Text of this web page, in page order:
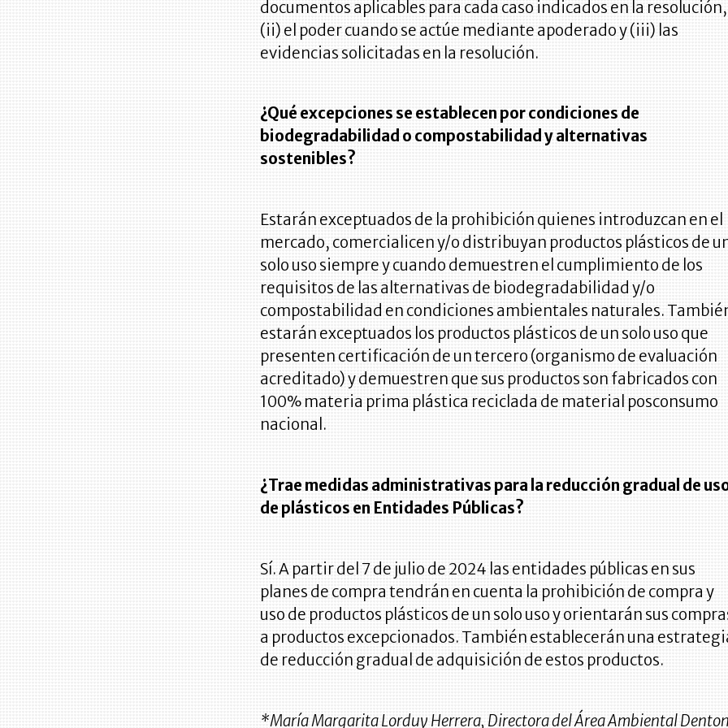
documentos aplicables para cada caso indicados en la resolución,
(ii) el poder cuando se actúe mediante apoderado y (iii) las
evidencias solicitadas en la resolución.
¿Qué excepciones se establecen por condiciones de
biodegradabilidad o compostabilidad y alternativas
sostenibles?
Estarán exceptuados de la prohibición quienes introduzcan en el
mercado, comercialicen y/o distribuyan productos plásticos de
solo uso siempre y cuando demuestren el cumplimiento de los
requisitos de las alternativas de biodegradabilidad y/o
compostabilidad en condiciones ambientales naturales.
estarán exceptuados los productos plásticos de un solo uso que
presenten certificación de un tercero (organismo de evaluación
acreditado) y demuestren que sus productos son fabricados con
100% materia prima plástica reciclada de material posconsumo
nacional.
¿Trae medidas administrativas para la reducción gradual de
de plásticos en Entidades Públicas?
Sí. A partir del 7 de julio de 2024 las entidades públicas en sus
planes de compra tendrán en cuenta la prohibición de compra y
uso de productos plásticos de un solo uso y orientarán sus
a productos excepcionados. También establecerán una
de reducción gradual de adquisición de estos productos.
*María Margarita Lorduy Herrera, Directora del Área Ambiental